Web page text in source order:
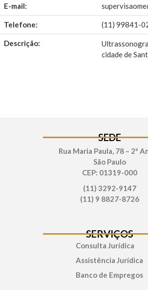
E-mail:
Telefone: (11) 99841-
Descrição:
cidade de
SEDE
Rua Maria Paula, 78 – 2º
São Paulo
CEP: 01319-000
(11) 3292-9147
(11) 9 8827-8726
SERVIÇOS
Consulta Jurídica
Assistência Jurídica
Banco de Empregos